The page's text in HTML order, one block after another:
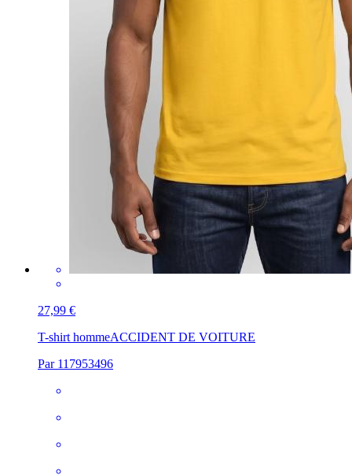
27,99 €
T-shirt hommeACCIDENT DE VOITURE
Par 117953496